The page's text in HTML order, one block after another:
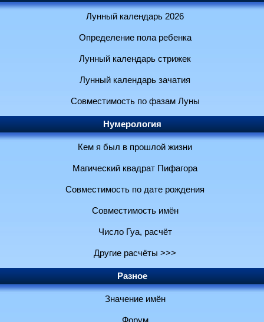
Лунный календарь 2026
Определение пола ребенка
Лунный календарь стрижек
Лунный календарь зачатия
Совместимость по фазам Луны
Нумерология
Кем я был в прошлой жизни
Магический квадрат Пифагора
Совместимость по дате рождения
Совместимость имён
Число Гуа, расчёт
Другие расчёты >>>
Разное
Значение имён